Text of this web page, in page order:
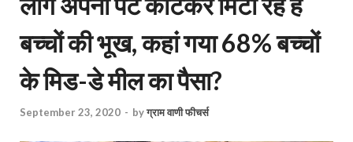
बच्‍चों की भूख, कहां गया 68% बच्‍चों
के मिड-डे मील का पैसा?
September 23, 2020 - byग्राम वाणी फीचर्स